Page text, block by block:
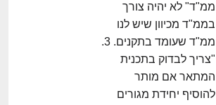
ממ"ד" לא יהיה צורך
בממ"ד מכיוון שיש לנו
ממ"ד שעומד בתקנים. 3.
"צריך לבדוק בתכנית
המתאר אם מותר
להוסיף יחידת מגורים